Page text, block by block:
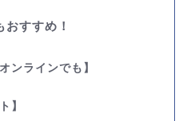
すすめ！
ンラインでも】
】